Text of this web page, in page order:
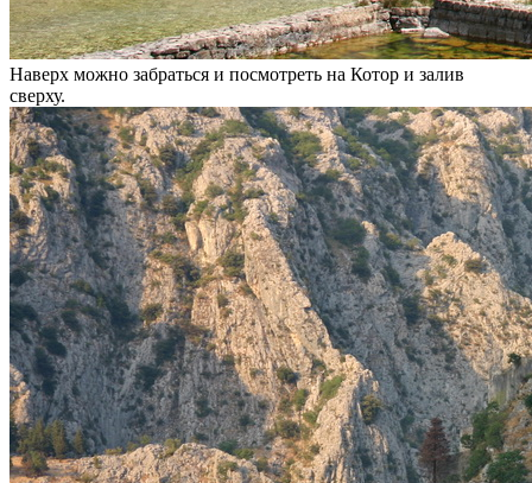
Наверх можно забраться и посмотреть на Котор и залив
сверху.